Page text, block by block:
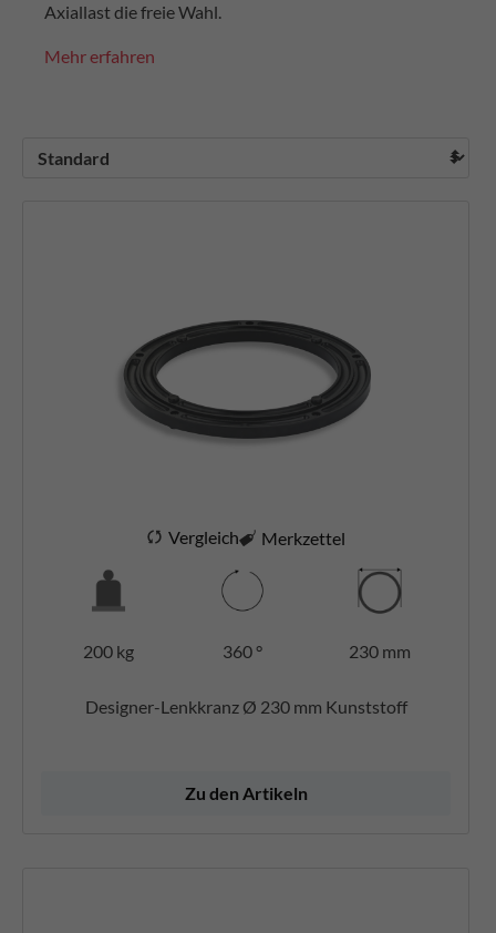
Axiallast die freie Wahl.
Mehr erfahren
Vergleich Merkzettel
200 kg 360 ° 230 mm
Designer-Lenkkranz Ø 230 mm Kunststoff
Zu den Artikeln